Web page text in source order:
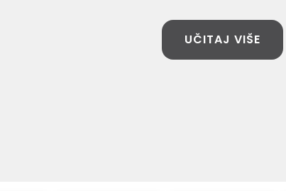
UČITAJ VIŠE